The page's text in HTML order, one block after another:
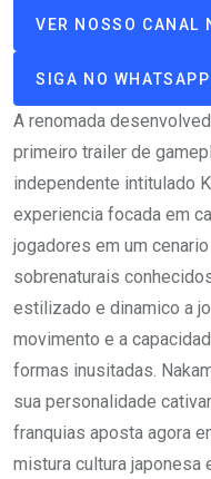
VER NOSSO CANAL
SIGA NO WHATSAPP
A renomada
primeiro trailer de
independente intitulado
experiencia focada em
jogadores em um
sobrenaturais
estilizado e dinamico a
movimento e a
formas inusitadas.
sua personalidade
franquias aposta agora
mistura cultura